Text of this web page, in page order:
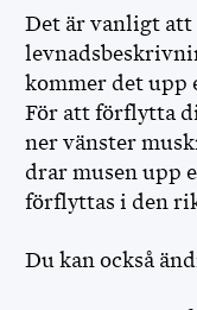
Det är vanligt att
kommer det
För att förflytta
ner vänster
drar musen upp
förflyttas i den
Du kan också